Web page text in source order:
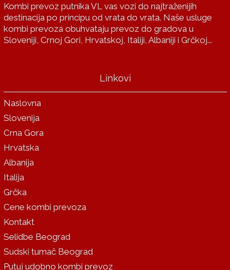
Kombi prevoz putnika VL vas vozi do najtraženijih
destinacija po principu od vrata do vrata. Naše usluge
kombi prevoza obuhvataju prevoz do gradova u
Sloveniji, Crnoj Gori, Hrvatskoj, Italiji, Albaniji i Grčkoj...
Linkovi
Naslovna
Slovenija
Crna Gora
Hrvatska
Albanija
Italija
Grčka
Cene kombi prevoza
Kontakt
Selidbe Beograd
Sudski tumač Beograd
Putuj udobno kombi prevoz